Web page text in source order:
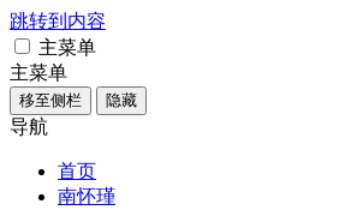
跳转到内容
主菜单
主菜单
移至侧栏 隐藏
导航
首页
南怀瑾